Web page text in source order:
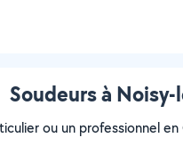
Soudeurs à
ou un professionnel